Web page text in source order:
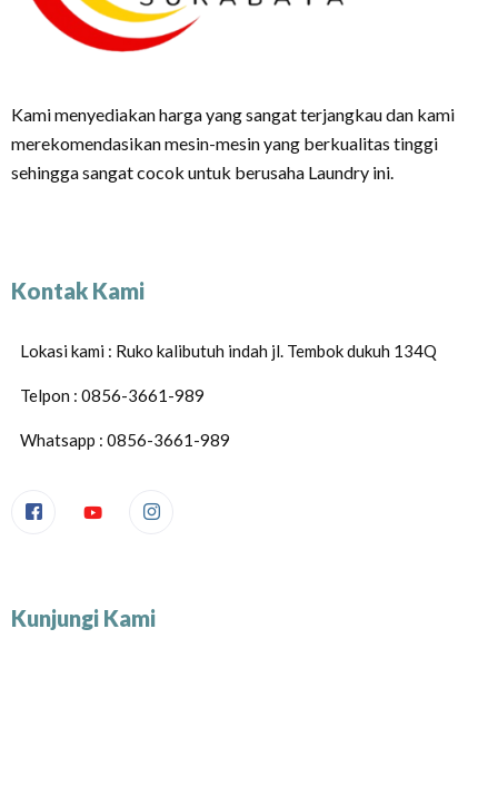
Kami menyediakan harga yang sangat terjangkau dan kami
merekomendasikan mesin-mesin yang berkualitas tinggi
sehingga sangat cocok untuk berusaha Laundry ini.
Kontak Kami
Lokasi kami : Ruko kalibutuh indah jl. Tembok dukuh 134Q
Telpon : 0856-3661-989
Whatsapp : 0856-3661-989
Kunjungi Kami